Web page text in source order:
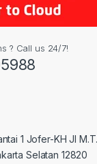
? Call us 24/7!
1 Jofer-KH Jl
Selatan 12820